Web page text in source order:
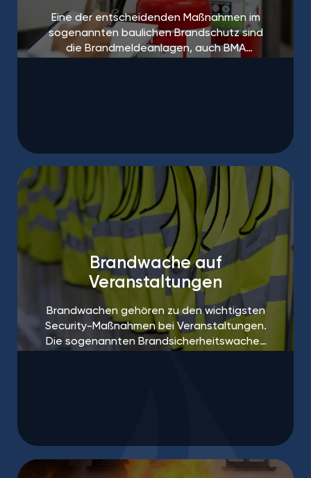
Eine der entscheidenden Maßnahmen im
sogenannten baulichen Brandschutz sind
die Brandmeldeanlagen, auch BMA
Brandwache auf
Veranstaltungen
Brandwachen gehören zu den wichtigsten
Security-Maßnahmen bei Veranstaltungen.
Die sogenannten Brandsicherheitswachen